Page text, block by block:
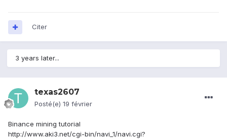
Citer
3 years later...
texas2607
Posté(e) 19 février
Binance mining tutorial
http://www.aki3.net/cgi-bin/navi_1/navi.cgi?